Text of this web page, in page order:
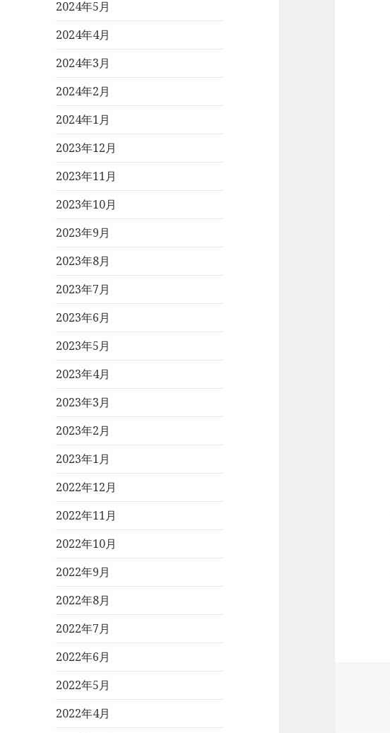
2024年5月
2024年4月
2024年3月
2024年2月
2024年1月
2023年12月
2023年11月
2023年10月
2023年9月
2023年8月
2023年7月
2023年6月
2023年5月
2023年4月
2023年3月
2023年2月
2023年1月
2022年12月
2022年11月
2022年10月
2022年9月
2022年8月
2022年7月
2022年6月
2022年5月
2022年4月